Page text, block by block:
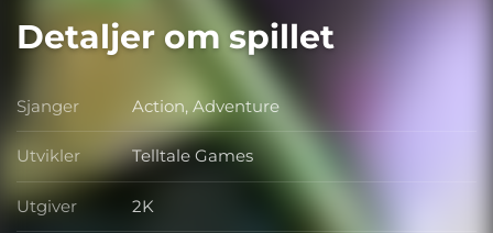
Detaljer om spillet
Sjanger Sjanger
Action, Adventure
Utvikler Utvikler
Telltale Games
Utgiver Utgiver
2K